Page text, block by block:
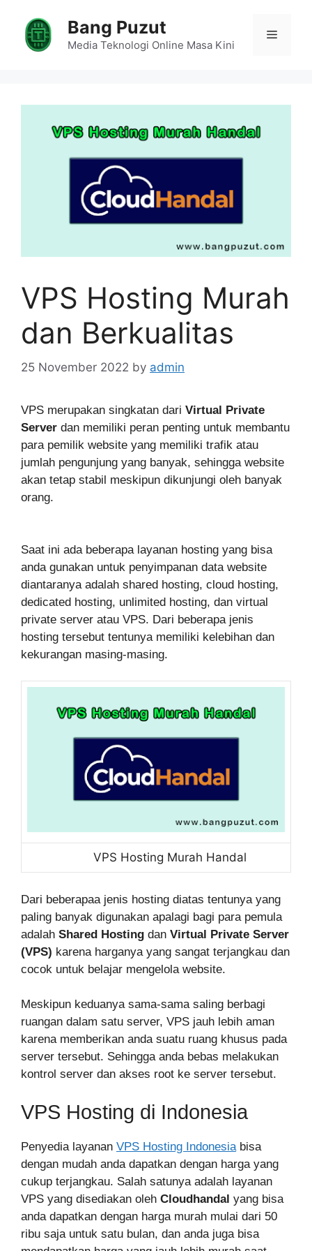
content
Bang Puzut
Media Teknologi Online Masa Kini
Menu
VPS Hosting Murah
dan Berkualitas
25 November 2022 by admin
VPS merupakan singkatan dari Virtual Private
Server dan memiliki peran penting untuk membantu
para pemilik website yang memiliki trafik atau
jumlah pengunjung yang banyak, sehingga website
akan tetap stabil meskipun dikunjungi oleh banyak
orang.
Saat ini ada beberapa layanan hosting yang bisa
anda gunakan untuk penyimpanan data website
diantaranya adalah shared hosting, cloud hosting,
dedicated hosting, unlimited hosting, dan virtual
private server atau VPS. Dari beberapa jenis
hosting tersebut tentunya memiliki kelebihan dan
kekurangan masing-masing.
VPS Hosting Murah Handal
Dari beberapaa jenis hosting diatas tentunya yang
paling banyak digunakan apalagi bagi para pemula
adalah Shared Hosting dan Virtual Private Server
(VPS) karena harganya yang sangat terjangkau dan
cocok untuk belajar mengelola website.
Meskipun keduanya sama-sama saling berbagi
ruangan dalam satu server, VPS jauh lebih aman
karena memberikan anda suatu ruang khusus pada
server tersebut. Sehingga anda bebas melakukan
kontrol server dan akses root ke server tersebut.
VPS Hosting di Indonesia
Penyedia layanan VPS Hosting Indonesia bisa
dengan mudah anda dapatkan dengan harga yang
cukup terjangkau. Salah satunya adalah layanan
VPS yang disediakan oleh Cloudhandal yang bisa
anda dapatkan dengan harga murah mulai dari 50
ribu saja untuk satu bulan, dan anda juga bisa